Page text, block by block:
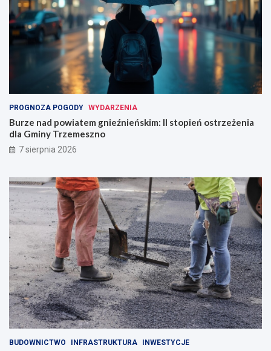
PROGNOZA POGODY WYDARZENIA
Burze nad powiatem gnieźnieńskim: II stopień ostrzeżenia
dla Gminy Trzemeszno
7 sierpnia 2026
BUDOWNICTWO INFRASTRUKTURA INWESTYCJE